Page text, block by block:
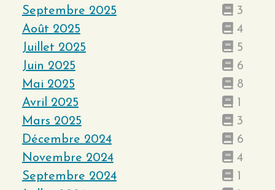
Septembre 2025
3
Août 2025
4
Juillet 2025
5
Juin 2025
6
Mai 2025
8
Avril 2025
1
Mars 2025
3
Décembre 2024
6
Novembre 2024
4
Septembre 2024
1